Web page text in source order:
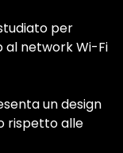
per
network Wi-Fi
un design
rispetto alle